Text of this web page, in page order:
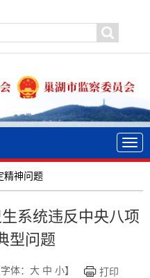
精神问题
系统违反中央八项
型问题
字体： 大 中 小】 打印